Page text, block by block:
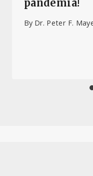
pandemia!
By Dr. Peter F.